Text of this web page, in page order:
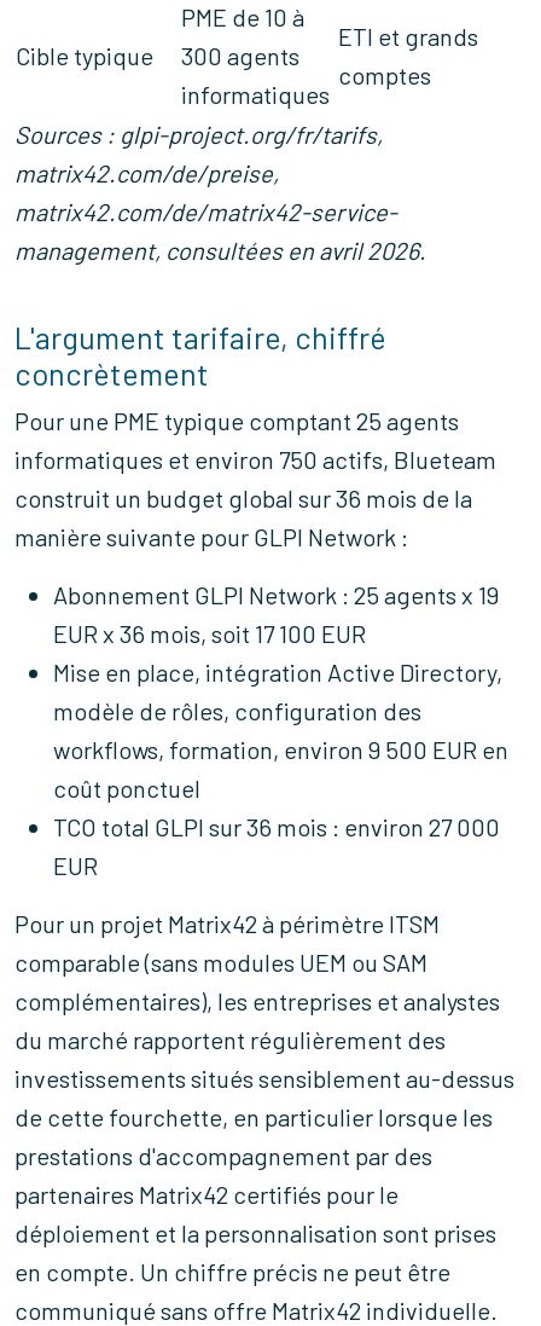
Cible typique
PME de 10 à
300 agents
informatiques
ETI et grands
comptes
Sources : glpi-project.org/fr/tarifs,
matrix42.com/de/preise,
matrix42.com/de/matrix42-service-
management, consultées en avril 2026.
L'argument tarifaire, chiffré
concrètement
Pour une PME typique comptant 25 agents
informatiques et environ 750 actifs, Blueteam
construit un budget global sur 36 mois de la
manière suivante pour GLPI Network :
Abonnement GLPI Network : 25 agents x 19
EUR x 36 mois, soit 17 100 EUR
Mise en place, intégration Active Directory,
modèle de rôles, configuration des
workflows, formation, environ 9 500 EUR en
coût ponctuel
TCO total GLPI sur 36 mois : environ 27 000
EUR
Pour un projet Matrix42 à périmètre ITSM
comparable (sans modules UEM ou SAM
complémentaires), les entreprises et analystes
du marché rapportent régulièrement des
investissements situés sensiblement au-dessus
de cette fourchette, en particulier lorsque les
prestations d'accompagnement par des
partenaires Matrix42 certifiés pour le
déploiement et la personnalisation sont prises
en compte. Un chiffre précis ne peut être
communiqué sans offre Matrix42 individuelle.